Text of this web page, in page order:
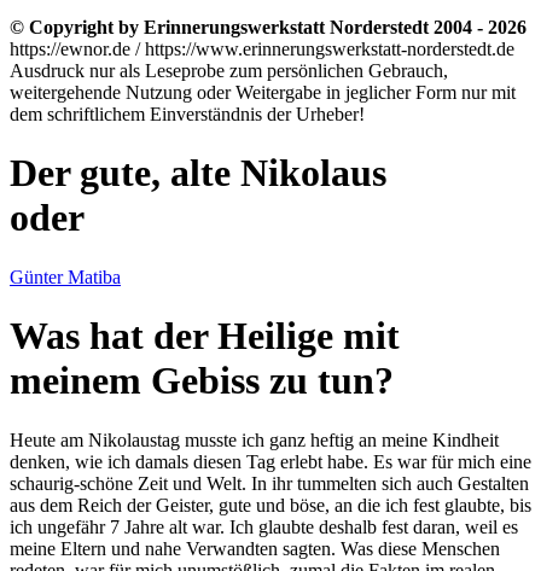
© Copyright by Erinnerungswerkstatt Norderstedt 2004 - 2026
https://ewnor.de / https://www.erinnerungswerkstatt-norderstedt.de
Ausdruck nur als Leseprobe zum persönlichen Gebrauch,
weitergehende Nutzung oder Weitergabe in jeglicher Form nur mit
dem schriftlichem Einverständnis der Urheber!
Der gute, alte Nikolaus
oder
Günter Matiba
Was hat der Heilige mit
meinem Gebiss zu tun?
Heute am Nikolaustag musste ich ganz heftig an meine Kindheit
denken, wie ich damals diesen Tag erlebt habe. Es war für mich eine
schaurig-schöne Zeit und Welt. In ihr tummelten sich auch Gestalten
aus dem Reich der Geister, gute und böse, an die ich fest glaubte, bis
ich ungefähr 7 Jahre alt war. Ich glaubte deshalb fest daran, weil es
meine Eltern und nahe Verwandten sagten. Was diese Menschen